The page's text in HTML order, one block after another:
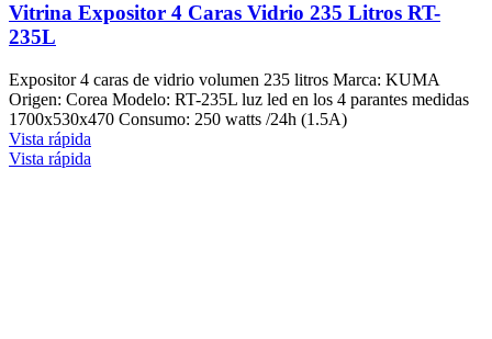
Vitrina Expositor 4 Caras Vidrio 235 Litros RT-
235L
Expositor 4 caras de vidrio volumen 235 litros Marca: KUMA
Origen: Corea Modelo: RT-235L luz led en los 4 parantes medidas
1700x530x470 Consumo: 250 watts /24h (1.5A)
Vista rápida
Vista rápida